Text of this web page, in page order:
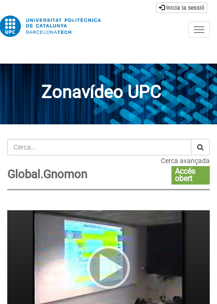
Inicia la sessió
Zonavídeo UPC
Cerca
Cerca avançada
Global.Gnomon
Accés
obert